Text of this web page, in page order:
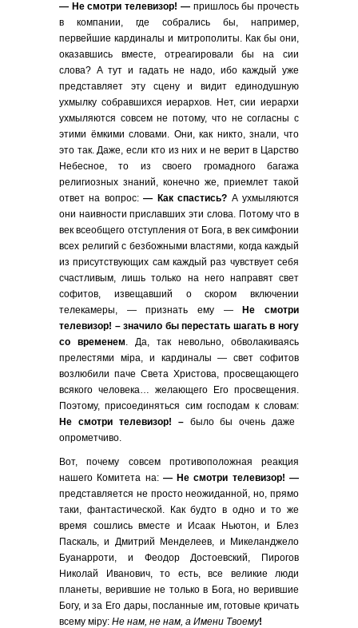
— Не смотри телевизор! —пришлось бы прочесть
в компании, где собрались бы, например,
первейшие кардиналы и митрополиты. Как бы они,
оказавшись вместе, отреагировали бы на сии
слова? А тут и гадать не надо, ибо каждый уже
представляет эту сцену и видит единодушную
ухмылку собравшихся иерархов. Нет, сии иерархи
ухмыляются совсем не потому, что не согласны с
этими ёмкими словами. Они, как никто, знали, что
это так. Даже, если кто из них и не верит в Царство
Небесное, то из своего громадного багажа
религиозных знаний, конечно же, приемлет такой
ответ на вопрос:— Как спастись? А ухмыляются
они наивности приславших эти слова. Потому что в
век всеобщего отступления от Бога, в век симфонии
всех религий с безбожными властями, когда каждый
из присутствующих сам каждый раз чувствует себя
счастливым, лишь только на него направят свет
софитов, извещавший о скором включении
телекамеры, — признать ему —Не смотри
телевизор! – значило бы перестать шагать в ногу
со временем. Да, так невольно, обволакиваясь
прелестями мiра, и кардиналы — свет софитов
возлюбили паче Света Христова, просвещающего
всякого человека… желающего Его просвещения.
Поэтому, присоединяться сим господам к словам:
Не смотри телевизор! – было бы
очень даже
опрометчиво.
Вот, почему совсем противоположная реакция
нашего Комитета на: — Не смотри телевизор! —
представляется не просто неожиданной, но, прямо
таки, фантастической.
Как будто в одно и то же
время сошлись вместе и Исаак Ньютон, и Блез
Паскаль, и Дмитрий Менделеев, и Микеланджело
Буанарроти, и Феодор Достоевский, Пирогов
Николай Иванович, то есть, все великие люди
планеты, верившие не только в Бога, но верившие
Богу, и за Его дары, посланные им, готовые кричать
всему мiру: Не нам, не нам, а Имени Твоему!